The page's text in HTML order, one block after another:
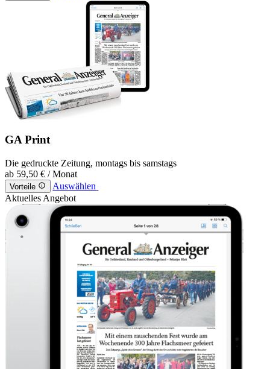
GA Print
Die gedruckte Zeitung, montags bis samstags
ab 59,50 € / Monat
Vorteile
Auswählen
Aktuelles Angebot